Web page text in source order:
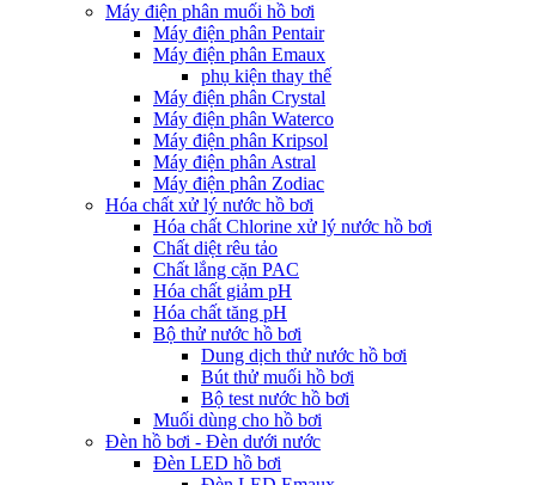
Máy điện phân muối hồ bơi
Máy điện phân Pentair
Máy điện phân Emaux
phụ kiện thay thế
Máy điện phân Crystal
Máy điện phân Waterco
Máy điện phân Kripsol
Máy điện phân Astral
Máy điện phân Zodiac
Hóa chất xử lý nước hồ bơi
Hóa chất Chlorine xử lý nước hồ bơi
Chất diệt rêu tảo
Chất lắng cặn PAC
Hóa chất giảm pH
Hóa chất tăng pH
Bộ thử nước hồ bơi
Dung dịch thử nước hồ bơi
Bút thử muối hồ bơi
Bộ test nước hồ bơi
Muối dùng cho hồ bơi
Đèn hồ bơi - Đèn dưới nước
Đèn LED hồ bơi